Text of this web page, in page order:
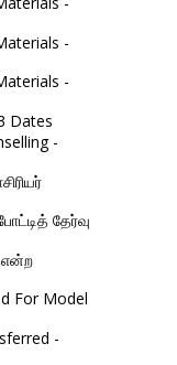
-
-
Dates
-
தேர்வு
என்ற
For Model
-